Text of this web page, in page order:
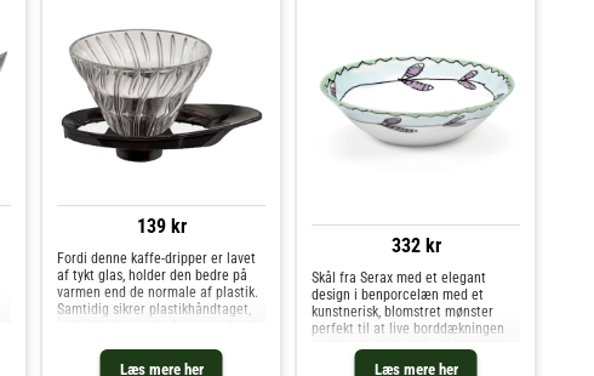
139 kr
Læs mere her
Fordi denne kaffe-dripper er lavet
af tykt glas, holder den bedre på
varmen end de normale af plastik.
Samtidig sikrer plastikhåndtaget,
Dripperens tyngde gør, at den er
332 kr
Læs mere her
Skål fra Serax med et elegant
design i benporcelæn med et
kunstnerisk, blomstret mønster
perfekt til at live borddækningen
op. Hvert stykke i Marni Midnight
Flowers-kollektionen udstråler